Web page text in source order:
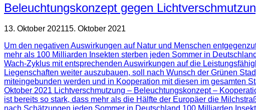
Beleuchtungskonzept gegen
13. Oktober 202115. Oktober 2021
Um den negativen Auswirkungen auf Natur und Menschen
mehr als 100 Milliarden Insekten sterben jeden Sommer in
Wach-Zyklus mit entsprechenden Auswirkungen auf die
Liegenschaften weiter auszubauen, soll nach Wunsch der Grünen
miteingebunden werden und in Kooperation mit diesen im gesamten
Oktober 2021 Lichtverschmutzung – Beleuchtungskonzept –
ist bereits so stark, dass mehr als die Hälfte der Europäer die